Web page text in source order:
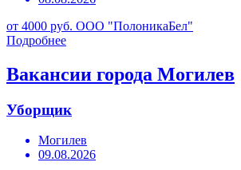
от 4000 руб. ООО "ПолоникаБел"
Подробнее
Вакансии города Могилев
Уборщик
Могилев
09.08.2026